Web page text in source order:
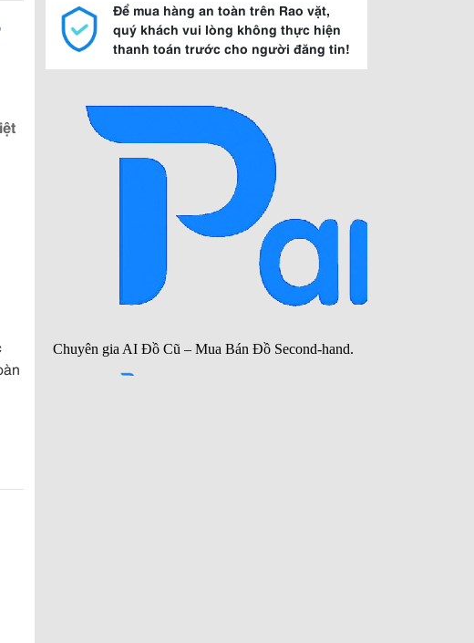
Để mua hàng an toàn trên Rao vặt,
quý khách vui lòng không thực hiện
thanh toán trước cho người đăng tin!